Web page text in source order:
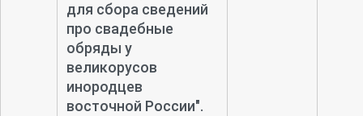
для сбора сведений
про свадебные
обряды у
великорусов
инородцев
восточной России".